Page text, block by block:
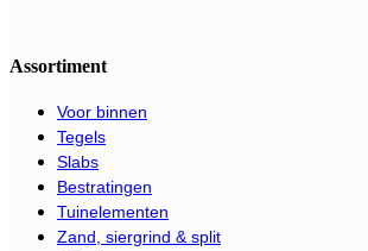
Assortiment
Voor binnen
Tegels
Slabs
Bestratingen
Tuinelementen
Zand, siergrind & split